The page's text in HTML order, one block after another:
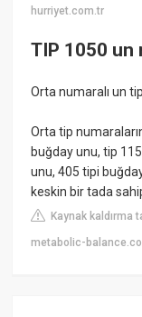
hurriyet.com.tr
TIP 1050 un
Orta numaralı un
Orta tip
buğday unu, tip
unu, 405 tipi
keskin bir tada
Kaynak kaldırma
metabolic-